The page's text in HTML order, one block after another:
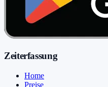
Zeiterfassung
Home
Preise